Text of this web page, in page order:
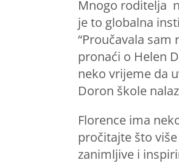
Mnogo roditelja
je to globalna
“Proučavala
pronaći o Helen
neko vrijeme da
Doron škole
Florence ima
pročitajte što
zanimljive i